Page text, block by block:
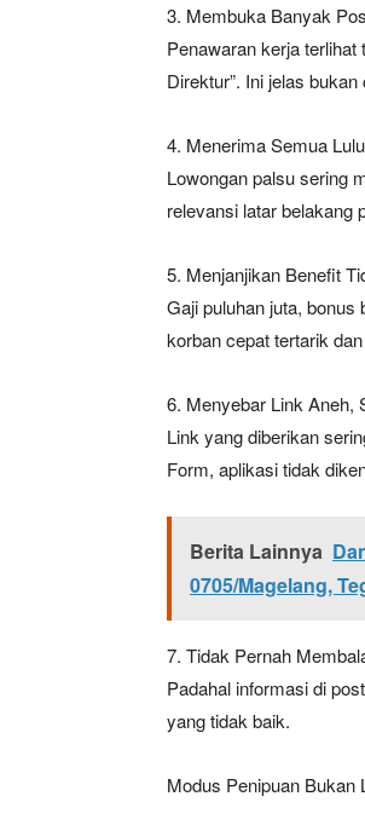
3. Membuka Banyak
Penawaran kerja
Direktur”. Ini jelas
4. Menerima Semua
Lowongan palsu sering
relevansi latar belakang
5. Menjanjikan Benefit
Gaji puluhan juta,
korban cepat tertarik
6. Menyebar Link Aneh,
Link yang diberikan
Form, aplikasi tidak
Berita Lainnya
0705/Magelang,
7. Tidak Pernah
Padahal informasi di
yang tidak baik.
Modus Penipuan Bukan